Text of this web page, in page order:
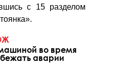
с 15 разделом
во время
аварии